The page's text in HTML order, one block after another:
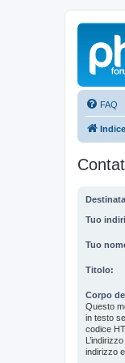
FAQ
Indice
Tuo
Tuo
Titolo:
Corpo
Questo
in testo
codice
indirizzo